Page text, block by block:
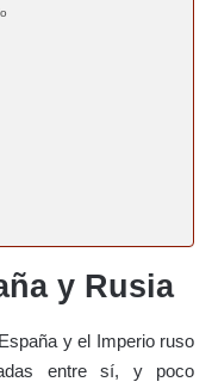
y Rusia
y el Imperio ruso
entre sí, y poco